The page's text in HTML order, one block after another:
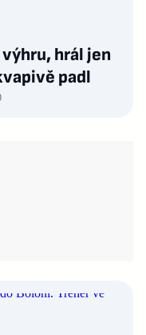
hrál jen
padl